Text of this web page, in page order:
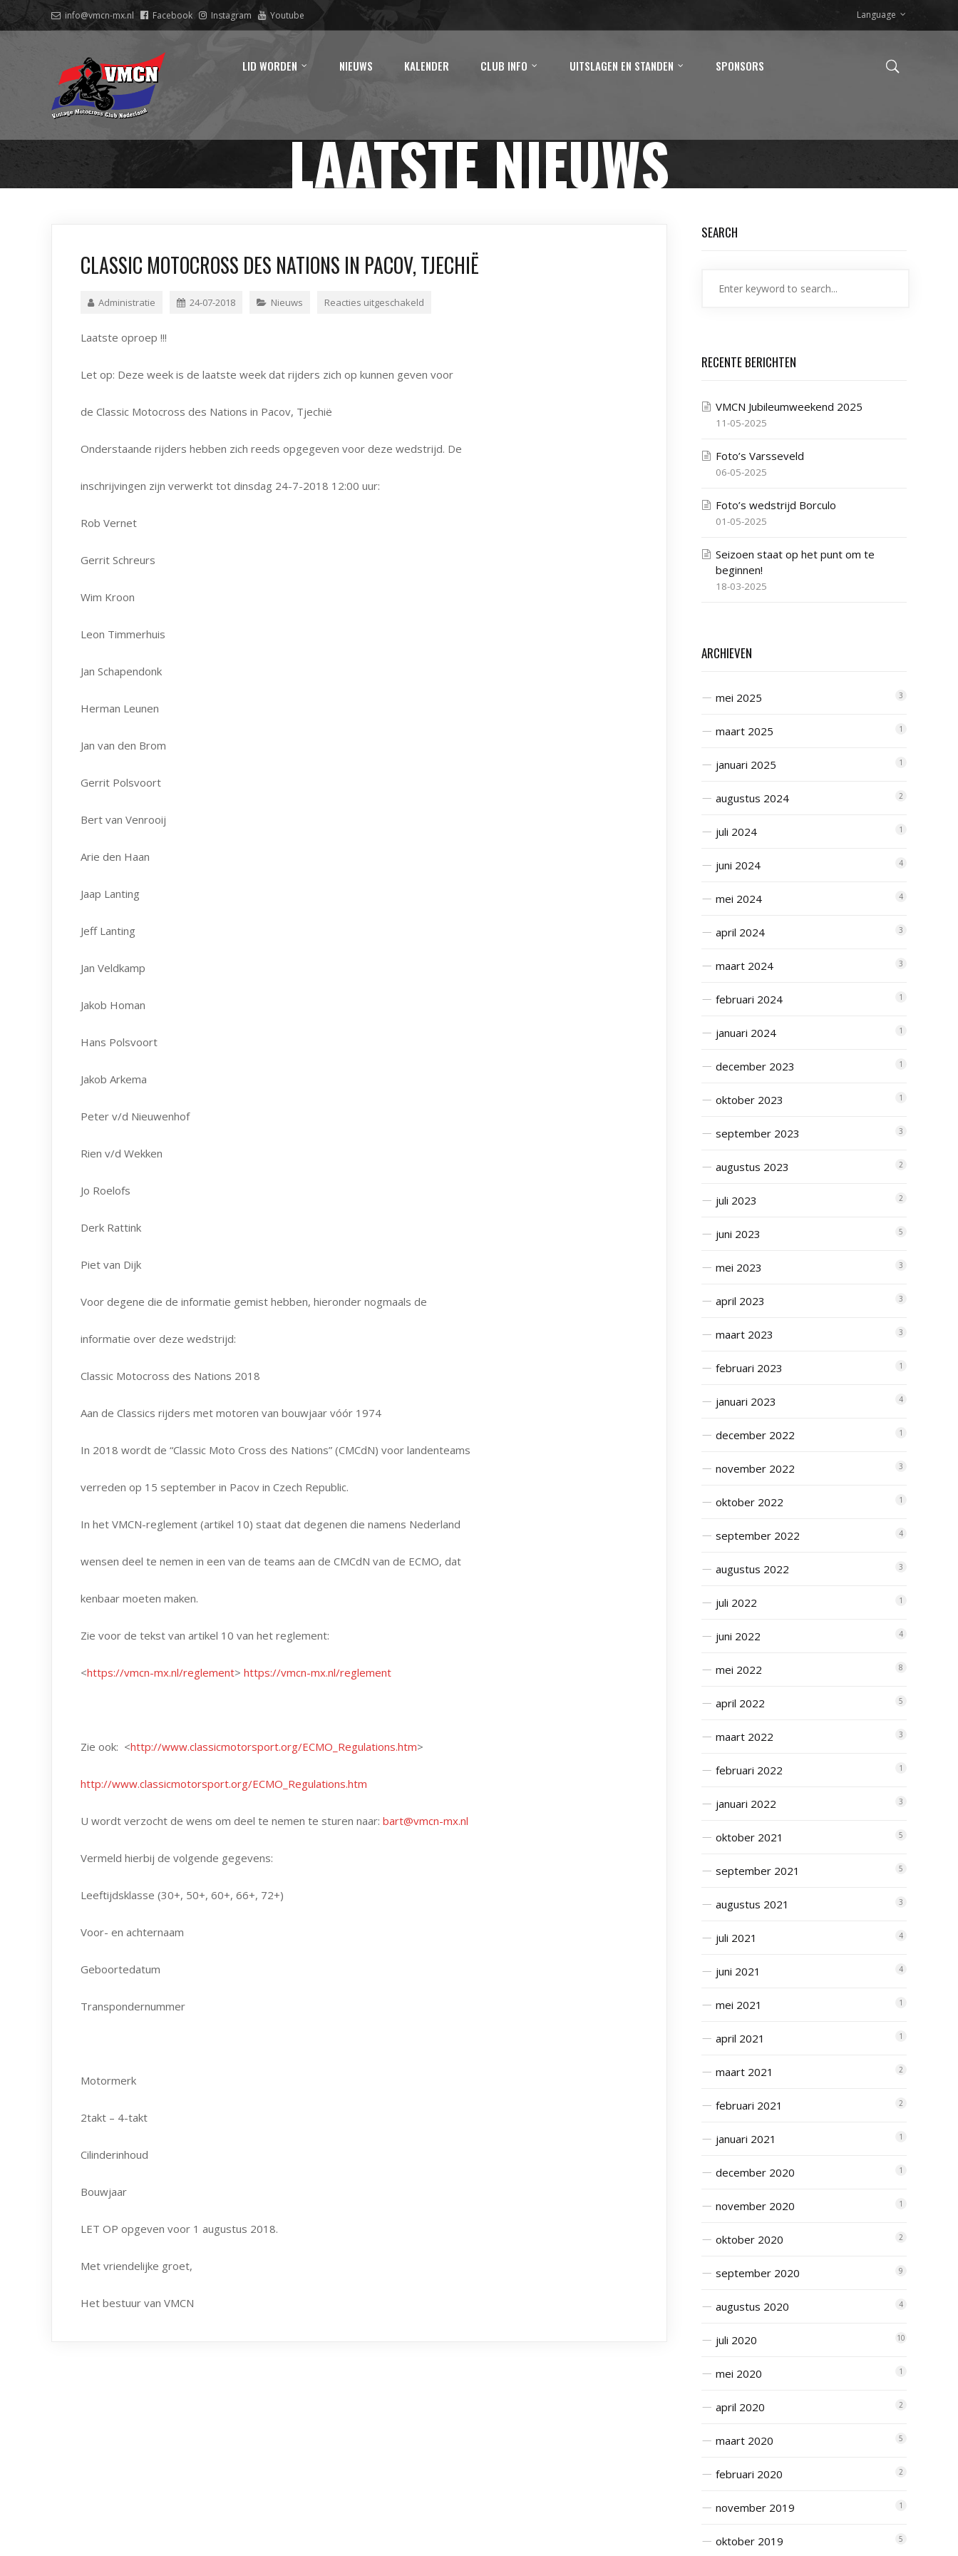
info@vmcn-mx.nl Facebook Instagram Youtube Language
LID WORDEN NIEUWS KALENDER CLUB INFO UITSLAGEN EN STANDEN SPONSORS
LAATSTE NIEUWS
CLASSIC MOTOCROSS DES NATIONS IN PACOV, TJECHIË
Administratie 24-07-2018 Nieuws Reacties uitgeschakeld
Laatste oproep !!!
Let op: Deze week is de laatste week dat rijders zich op kunnen geven voor
de Classic Motocross des Nations in Pacov, Tjechië
Onderstaande rijders hebben zich reeds opgegeven voor deze wedstrijd. De
inschrijvingen zijn verwerkt tot dinsdag 24-7-2018 12:00 uur:
Rob Vernet
Gerrit Schreurs
Wim Kroon
Leon Timmerhuis
Jan Schapendonk
Herman Leunen
Jan van den Brom
Gerrit Polsvoort
Bert van Venrooij
Arie den Haan
Jaap Lanting
Jeff Lanting
Jan Veldkamp
Jakob Homan
Hans Polsvoort
Jakob Arkema
Peter v/d Nieuwenhof
Rien v/d Wekken
Jo Roelofs
Derk Rattink
Piet van Dijk
Voor degene die de informatie gemist hebben, hieronder nogmaals de
informatie over deze wedstrijd:
Classic Motocross des Nations 2018
Aan de Classics rijders met motoren van bouwjaar vóór 1974
In 2018 wordt de “Classic Moto Cross des Nations” (CMCdN) voor landenteams
verreden op 15 september in Pacov in Czech Republic.
In het VMCN-reglement (artikel 10) staat dat degenen die namens Nederland
wensen deel te nemen in een van de teams aan de CMCdN van de ECMO, dat
kenbaar moeten maken.
Zie voor de tekst van artikel 10 van het reglement:
<https://vmcn-mx.nl/reglement> https://vmcn-mx.nl/reglement
Zie ook: <http://www.classicmotorsport.org/ECMO_Regulations.htm>
http://www.classicmotorsport.org/ECMO_Regulations.htm
U wordt verzocht de wens om deel te nemen te sturen naar: bart@vmcn-mx.nl
Vermeld hierbij de volgende gegevens:
Leeftijdsklasse (30+, 50+, 60+, 66+, 72+)
Voor- en achternaam
Geboortedatum
Transpondernummer
Motormerk
2takt – 4-takt
Cilinderinhoud
Bouwjaar
LET OP opgeven voor 1 augustus 2018.
Met vriendelijke groet,
Het bestuur van VMCN
SEARCH
RECENTE BERICHTEN
VMCN Jubileumweekend 2025
11-05-2025
Foto’s Varsseveld
06-05-2025
Foto’s wedstrijd Borculo
01-05-2025
Seizoen staat op het punt om te
beginnen!
18-03-2025
ARCHIEVEN
mei 2025 3
maart 2025 1
januari 2025 1
augustus 2024 2
juli 2024 1
juni 2024 4
mei 2024 4
april 2024 3
maart 2024 3
februari 2024 1
januari 2024 1
december 2023 1
oktober 2023 1
september 2023 3
augustus 2023 2
juli 2023 2
juni 2023 5
mei 2023 3
april 2023 3
maart 2023 3
februari 2023 1
januari 2023 4
december 2022 1
november 2022 3
oktober 2022 1
september 2022 4
augustus 2022 3
juli 2022 1
juni 2022 4
mei 2022 8
april 2022 5
maart 2022 3
februari 2022 1
januari 2022 3
oktober 2021 5
september 2021 5
augustus 2021 3
juli 2021 4
juni 2021 4
mei 2021 1
april 2021 1
maart 2021 2
februari 2021 2
januari 2021 1
december 2020 1
november 2020 1
oktober 2020 2
september 2020 9
augustus 2020 4
juli 2020 10
mei 2020 1
april 2020 2
maart 2020 5
februari 2020 2
november 2019 1
oktober 2019 5